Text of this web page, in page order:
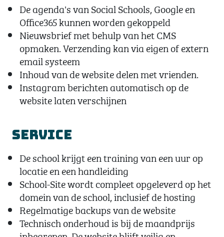
De agenda's van Social Schools, Google en
Office365 kunnen worden gekoppeld
Nieuwsbrief met behulp van het CMS
opmaken. Verzending kan via eigen of extern
email systeem
Inhoud van de website delen met vrienden.
Instagram berichten automatisch op de
website laten verschijnen
Service
De school krijgt een training van een uur op
locatie en een handleiding
School-Site wordt compleet opgeleverd op het
domein van de school, inclusief de hosting
Regelmatige backups van de website
Technisch onderhoud is bij de maandprijs